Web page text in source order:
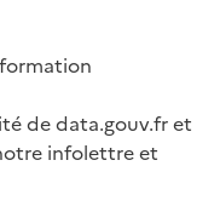
de data.gouv.fr et
infolettre et